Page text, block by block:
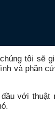
tôi sẽ
và phần
với thuật